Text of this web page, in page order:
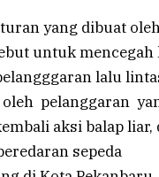
yang dibuat
untuk mencegah
lalu
pelanggaran
aksi balap liar,
sepeda